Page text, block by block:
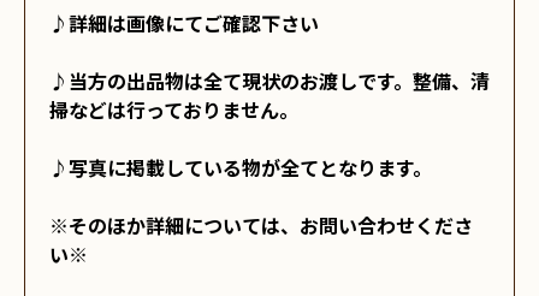
♪詳細は画像にてご確認下さい
♪当方の出品物は全て現状のお渡しです。整備、清
掃などは行っておりません。
♪写真に掲載している物が全てとなります。
※そのほか詳細については、お問い合わせくださ
い※